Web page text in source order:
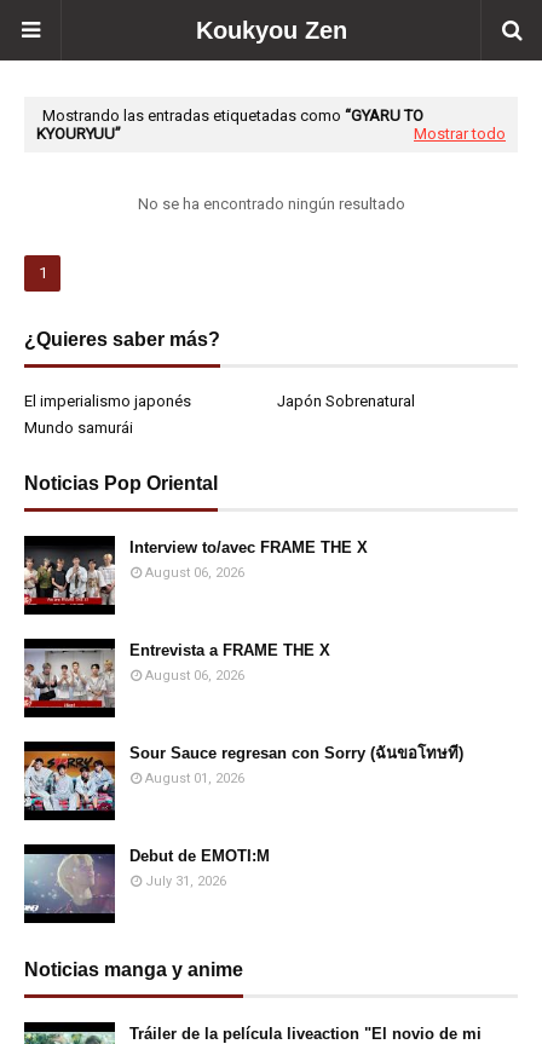
Koukyou Zen
Mostrando las entradas etiquetadas como GYARU TO
KYOURYUU
Mostrar todo
No se ha encontrado ningún resultado
1
¿Quieres saber más?
El imperialismo japonés
Japón Sobrenatural
Mundo samurái
Noticias Pop Oriental
Interview to/avec FRAME THE X
August 06, 2026
Entrevista a FRAME THE X
August 06, 2026
Sour Sauce regresan con Sorry (ฉันขอโทษที)
August 01, 2026
Debut de EMOTI:M
July 31, 2026
Noticias manga y anime
Tráiler de la película liveaction "El novio de mi